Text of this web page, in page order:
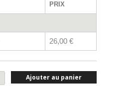
PRIX
26,00 €
Ajouter au panier